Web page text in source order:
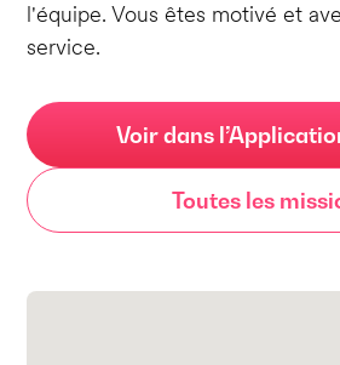
l'équipe. Vous êtes motivé et
service.
Voir dans
Toutes les